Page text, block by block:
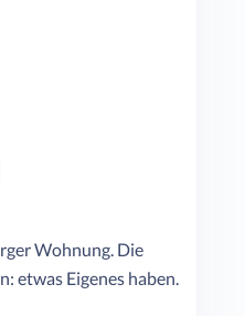
Wohnung. Die
etwas Eigenes haben.